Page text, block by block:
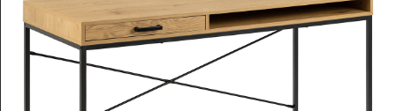
Sängar
Förvaring